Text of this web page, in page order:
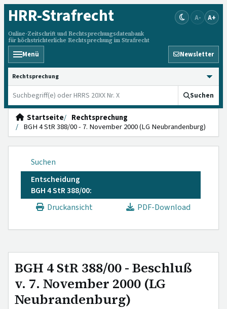
HRR-Strafrecht
Online-Zeitschrift und Rechtsprechungsdatenbank
für höchstrichterliche Rechtsprechung im Strafrecht
A- A+
Menü Newsletter
HRRS durchsuchen
Suchen
Startseite
Rechtsprechung
BGH 4 StR 388/00 - 7. November 2000 (LG Neubrandenburg)
Suchen
Entscheidung
BGH 4 StR 388/00:
Druckansicht
PDF-Download
BGH 4 StR 388/00 - Beschluß
v. 7. November 2000 (LG
Neubrandenburg)